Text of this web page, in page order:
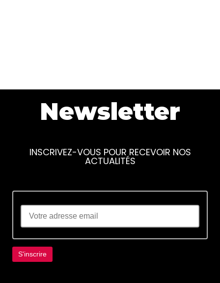
Newsletter
INSCRIVEZ-VOUS POUR RECEVOIR NOS
ACTUALITÉS